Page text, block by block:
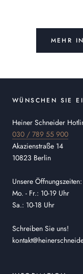
MEHR
WÜNSCHEN SIE
Heiner Schneider
030 / 789 55 900
Akazienstraße 14
10823 Berlin
Unsere Öffnungszeiten:
Mo. - Fr.: 10-19 Uhr
Sa.: 10-18 Uhr
Schreiben Sie uns!